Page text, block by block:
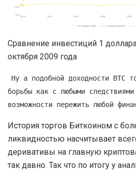
Сравнение инвестиций 1
октября 2009 года
Ну а подобной доходности BTC
борьбы как с любыми
возможности пережить любой
История торгов Биткоином с
ликвидностью насчитывает
деривативы на главную
так давно. Так что по итогу у